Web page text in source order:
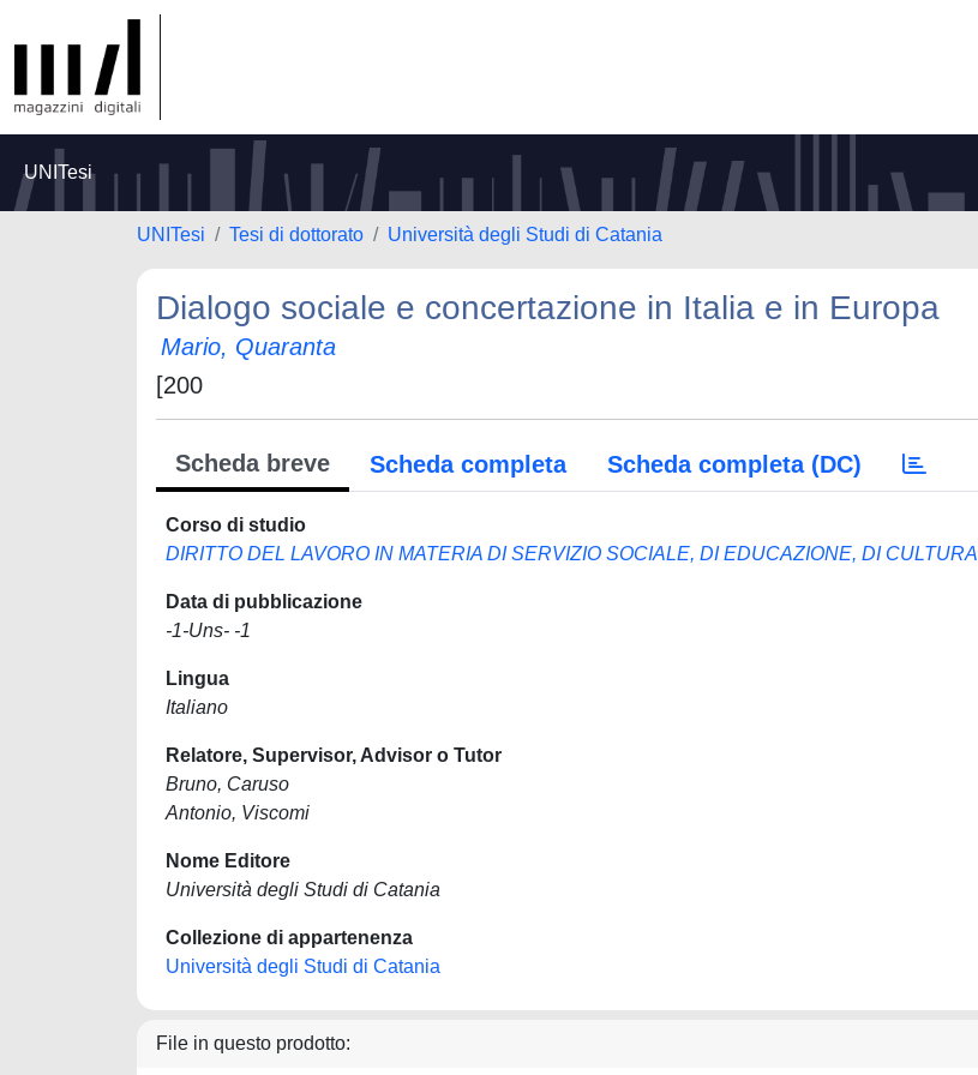
UNITesi
UNITesi Tesi di dottorato Università degli Studi di Catania
Dialogo sociale e concertazione in Italia e in Europa
Mario, Quaranta
[200
Scheda breve Scheda completa Scheda completa (DC)
Corso di studio
DIRITTO DEL LAVORO IN MATERIA DI SERVIZIO SOCIALE, DI EDUCAZIONE, DI CULTURA
Data di pubblicazione
-1-Uns- -1
Lingua
Italiano
Relatore, Supervisor, Advisor o Tutor
Bruno, Caruso
Antonio, Viscomi
Nome Editore
Università degli Studi di Catania
Collezione di appartenenza
Università degli Studi di Catania
File in questo prodotto: